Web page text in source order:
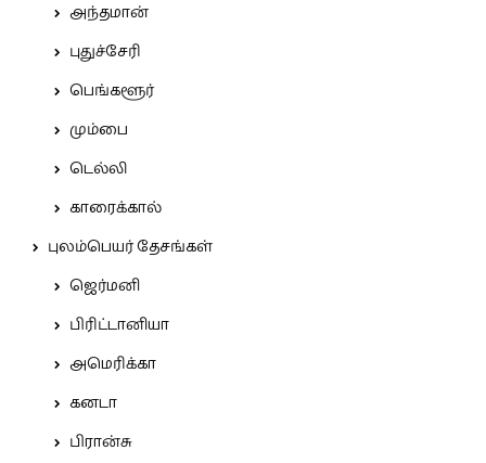
அந்தமான்
புதுச்சேரி
பெங்களூர்
மும்பை
டெல்லி
காரைக்கால்
புலம்பெயர் தேசங்கள்
ஜெர்மனி
பிரிட்டானியா
அமெரிக்கா
கனடா
பிரான்சு